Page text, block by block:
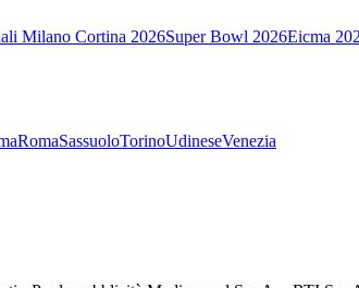
Milano Cortina 2026Super Bowl 2026Eicma
RomaSassuoloTorinoUdineseVenezia